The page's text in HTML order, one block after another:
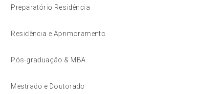
Preparatório Residência
Residência e Aprimoramento
Pós-graduação & MBA
Mestrado e Doutorado